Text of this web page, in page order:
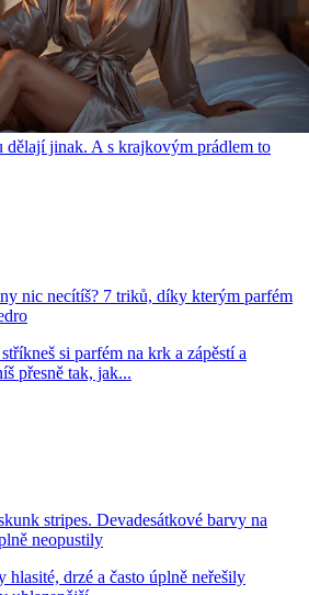
dělají jinak. A s krajkovým prádlem to
nic necítíš? 7 triků, díky kterým parfém
si parfém na krk a zápěstí a
přesně tak, jak...
stripes. Devadesátkové barvy na
neopustily
drzé a často úplně neřešily